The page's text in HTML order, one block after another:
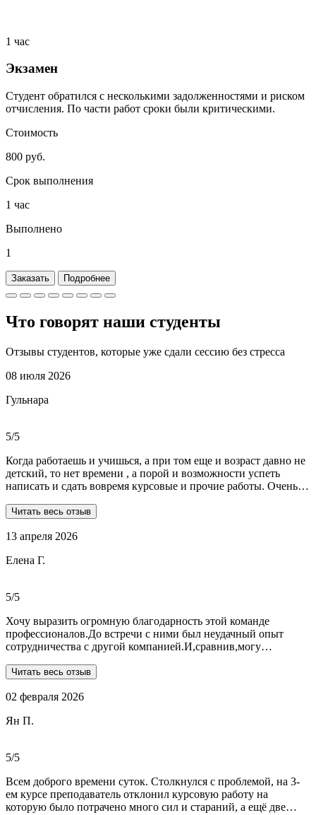
1 час
Экзамен
Студент обратился с несколькими задолженностями и риском
отчисления. По части работ сроки были критическими.
Стоимость
800 руб.
Срок выполнения
1 час
Выполнено
1
Заказать Подробнее
Что говорят наши студенты
Отзывы студентов, которые уже сдали сессию без стресса
08 июля 2026
Гульнара
5/5
Когда работаешь и учишься, а при том еще и возраст давно не
детский, то нет времени , а порой и возможности успеть
написать и сдать вовремя курсовые и прочие работы. Очень
Dist-help. Все мои проблемы в полном смысле слова взяли на
выполнили очень качественно, вовремя и по очень даже
реагируют и отвечают на все вопросы. Теперь буду
Читать весь отзыв
13 апреля 2026
Елена Г.
5/5
Хочу выразить огромную благодарность этой команде
профессионалов.До встречи с ними был неудачный опыт
сотрудничества с другой компанией.И,сравнив,могу
профессионалов.Условия,сроки были сразу оговорены и четко
уровне.А если возникали вопросы или проблемы,то помощь
помощь студентам,то только-сюда.Огромное спасибо!!!
Читать весь отзыв
02 февраля 2026
Ян П.
5/5
Всем доброго времени суток. Столкнулся с проблемой, на 3-
ем курсе преподаватель отклонил курсовую работу на
которую было потрачено много сил и стараний, а ещё две